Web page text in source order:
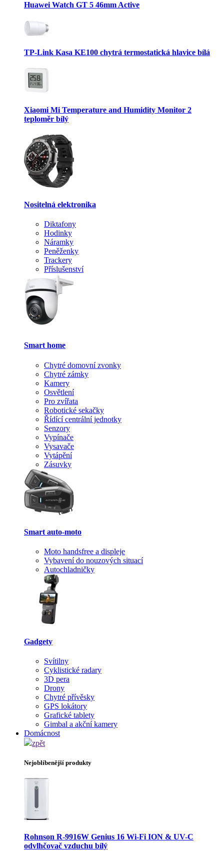
Huawei Watch GT 5 46mm Active
TP-Link Kasa KE100 chytrá termostatická hlavice bílá
Xiaomi Mi Temperature and Humidity Monitor 2
teploměr bílý
Nositelná elektronika
Diktafony
Hodinky
Náramky
Peněženky
Trackery
Příslušenství
Smart home
Chytré domovní zvonky
Chytré zámky
Kamery
Osvětlení
Pro zvířata
Robotické sekačky
Řídící centrální jednotky
Senzory
Vypínače
Vysavače
Vytápění
Zásuvky
Smart auto-moto
Moto handsfree a displeje
Vybavení do nouzových situací
Autochladničky
Gadgety
Svítilny
Cyklistické radary
3D pera
Drony
Chytré přívěsky
GPS lokátory
Grafické tablety
Gimbal a akční kamery
Domácnost
zpět
Nejoblíbenější produkty
Rohnson R-9916W Genius 16 Wi-Fi ION & UV-C
odvlhčovač vzduchu bílý